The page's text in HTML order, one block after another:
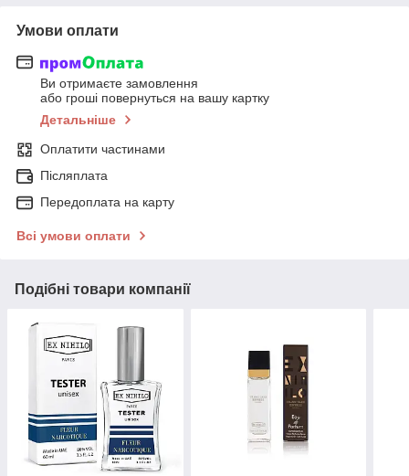
Умови оплати
Ви отримаєте замовлення
або гроші повернуться на вашу картку
Детальніше
Оплатити частинами
Післяплата
Передоплата на карту
Всі умови оплати
Подібні товари компанії